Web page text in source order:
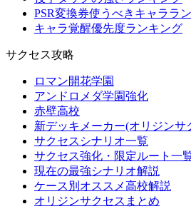
PSR変換券使うべきキャララ
キャラ覚醒優先度ランキング
サクセス攻略
ロマン開花学園
アンドロメダ学園強化
赤壁高校
新デッキメーカー(オリジンサ
サクセスシナリオ一覧
サクセス強化・限定ルート一
現在の最強シナリオ解説
ケース別オススメ高校解説
オリジンサクセスまとめ